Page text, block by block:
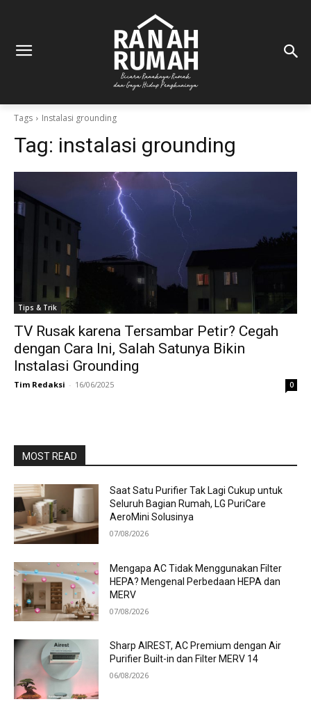
Tags Instalasi grounding
Tag: instalasi grounding
Tips & Trik
TV Rusak karena Tersambar Petir? Cegah
dengan Cara Ini, Salah Satunya Bikin
Instalasi Grounding
Tim Redaksi - 16/06/2025 0
MOST READ
Saat Satu Purifier Tak Lagi Cukup untuk
Seluruh Bagian Rumah, LG PuriCare
AeroMini Solusinya
07/08/2026
Mengapa AC Tidak Menggunakan Filter
HEPA? Mengenal Perbedaan HEPA dan
MERV
07/08/2026
Sharp AIREST, AC Premium dengan Air
Purifier Built-in dan Filter MERV 14
06/08/2026